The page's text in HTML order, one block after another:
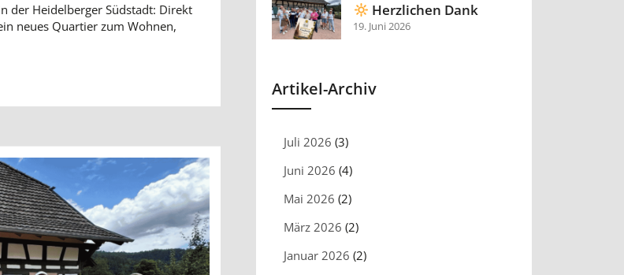
der Heidelberger Südstadt: Direkt
neues Quartier zum Wohnen,
Herzlichen Dank
19. Juni 2026
Artikel-Archiv
Juli 2026 (3)
Juni 2026 (4)
Mai 2026 (2)
März 2026 (2)
Januar 2026 (2)